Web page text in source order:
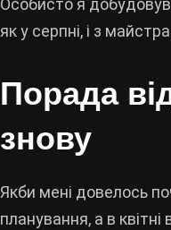
Особисто я
як у серпні, і з
Порада
знову
Якби мені довелось
планування, а в